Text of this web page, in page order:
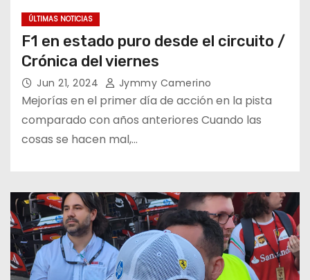
ÚLTIMAS NOTICIAS
F1 en estado puro desde el circuito /
Crónica del viernes
Jun 21, 2024 Jymmy Camerino
Mejorías en el primer día de acción en la pista
comparado con años anteriores Cuando las
cosas se hacen mal,…